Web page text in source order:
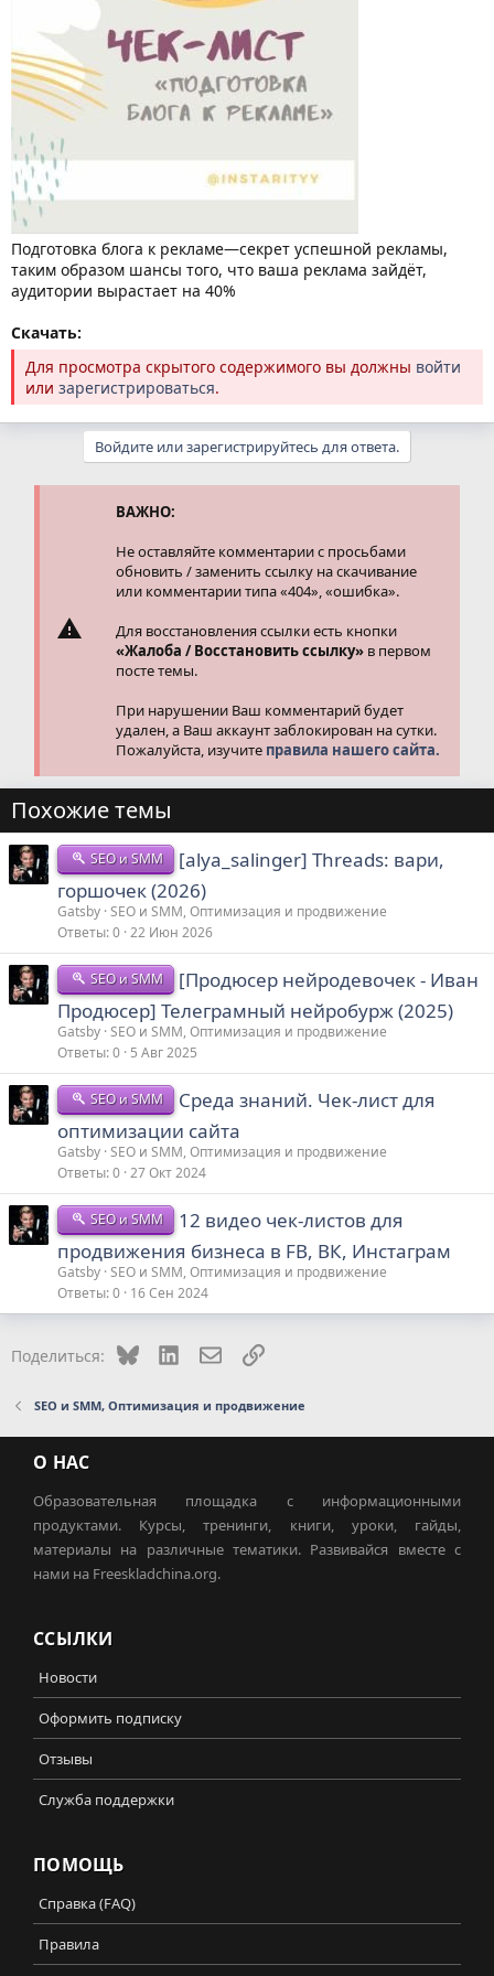
Подготовка блога к рекламе—секрет успешной рекламы,
таким образом шансы того, что ваша реклама зайдёт,
аудитории вырастает на 40%⁣⁣⠀⁣⁣⠀
Скачать:
Для просмотра скрытого содержимого вы должны войти
или зарегистрироваться.
Войдите или зарегистрируйтесь для ответа.
ВАЖНО:
Не оставляйте комментарии с просьбами
обновить / заменить ссылку на скачивание
или комментарии типа «404», «ошибка».
Для восстановления ссылки есть кнопки
«Жалоба / Восстановить ссылку» в первом
посте темы.
При нарушении Ваш комментарий будет
удален, а Ваш аккаунт заблокирован на сутки.
Пожалуйста, изучите правила нашего сайта.
Похожие темы
SEO и SMM
[alya_salinger] Threads: вари,
горшочек (2026)
Gatsby SEO и SMM, Оптимизация и продвижение
Ответы 0 22 Июн 2026
SEO и SMM
[Продюсер нейродевочек - Иван
Продюсер] Телеграмный нейробурж (2025)
Gatsby SEO и SMM, Оптимизация и продвижение
Ответы 0 5 Авг 2025
SEO и SMM
Среда знаний. Чек-лист для
оптимизации сайта
Gatsby SEO и SMM, Оптимизация и продвижение
Ответы 0 27 Окт 2024
SEO и SMM
12 видео чек-листов для
продвижения бизнеса в FB, ВК, Инстаграм
Gatsby SEO и SMM, Оптимизация и продвижение
Ответы 0 16 Сен 2024
Поделиться: Bluesky LinkedInЭлектронная почта
Ссылка
SEO и SMM, Оптимизация и продвижение
О НАС
Образовательная площадка с информационными
продуктами. Курсы, тренинги, книги, уроки, гайды,
материалы на различные тематики. Развивайся вместе с
нами на Freeskladchina.org.
ССЫЛКИ
Новости
Оформить подписку
Отзывы
Служба поддержки
ПОМОЩЬ
Справка (FAQ)
Правила